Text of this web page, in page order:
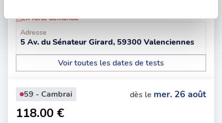
Les cookies nous permettent de personnaliser le contenu
et les annonces, d'offrir des fonctionnalités relatives aux
médias sociaux et d'analyser notre trafic. Nous
partageons également des informations sur l'utilisation de
notre site avec nos partenaires de médias sociaux, de
avec d'autres informations que vous leur avez fournies
ou qu'ils ont collectées lors de votre utilisation de leurs
services.
En forte demande
Adresse
5 Av. du Sénateur Girard, 59300 Valenciennes
Voir toutes les dates de tests
59 - Cambrai dès le mer. 26 août
118.00 €